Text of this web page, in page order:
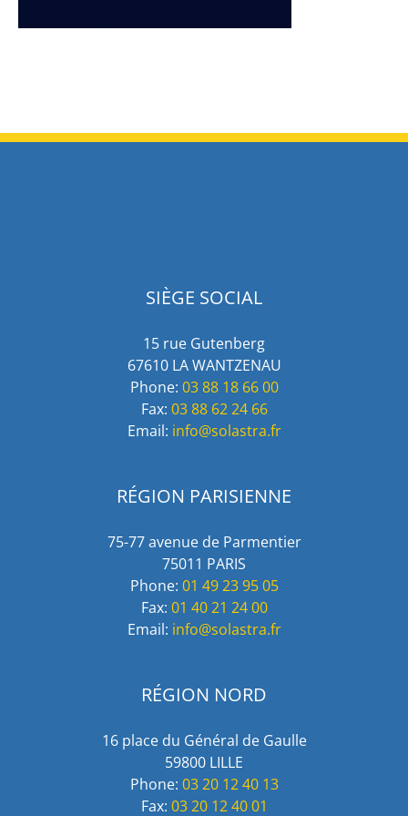
SIÈGE SOCIAL
15 rue Gutenberg
67610 LA WANTZENAU
Phone: 03 88 18 66 00
Fax: 03 88 62 24 66
Email: info@solastra.fr
RÉGION PARISIENNE
75-77 avenue de Parmentier
75011 PARIS
Phone: 01 49 23 95 05
Fax: 01 40 21 24 00
Email: info@solastra.fr
RÉGION NORD
16 place du Général de Gaulle
59800 LILLE
Phone: 03 20 12 40 13
Fax: 03 20 12 40 01